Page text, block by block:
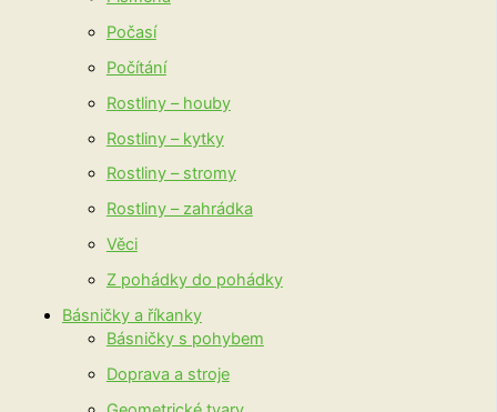
Počasí
Počítání
Rostliny – houby
Rostliny – kytky
Rostliny – stromy
Rostliny – zahrádka
Věci
Z pohádky do pohádky
Básničky a říkanky
Básničky s pohybem
Doprava a stroje